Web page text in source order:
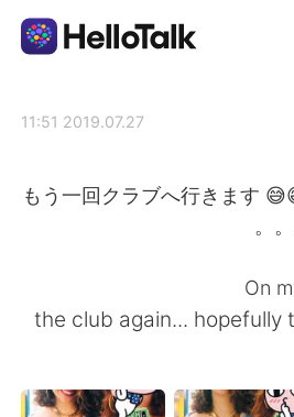
English 简体中文
繁體中文 Español
2019.07.27 11:51
もう一回クラブへ行きます
On
the club again... hopefully